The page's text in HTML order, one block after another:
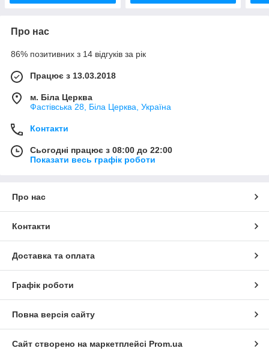
Про нас
86% позитивних з 14 відгуків за рік
Працює з 13.03.2018
м. Біла Церква
Фастівська 28, Біла Церква, Україна
Контакти
Сьогодні працює з 08:00 до 22:00
Показати весь графік роботи
Про нас
Контакти
Доставка та оплата
Графік роботи
Повна версія сайту
Сайт створено на маркетплейсі Prom.ua